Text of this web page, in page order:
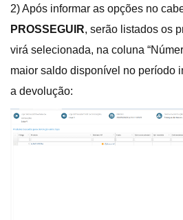
2) Após informar as opções no
PROSSEGUIR, serão listados os
virá selecionada, na coluna
maior saldo disponível no período
a devolução: